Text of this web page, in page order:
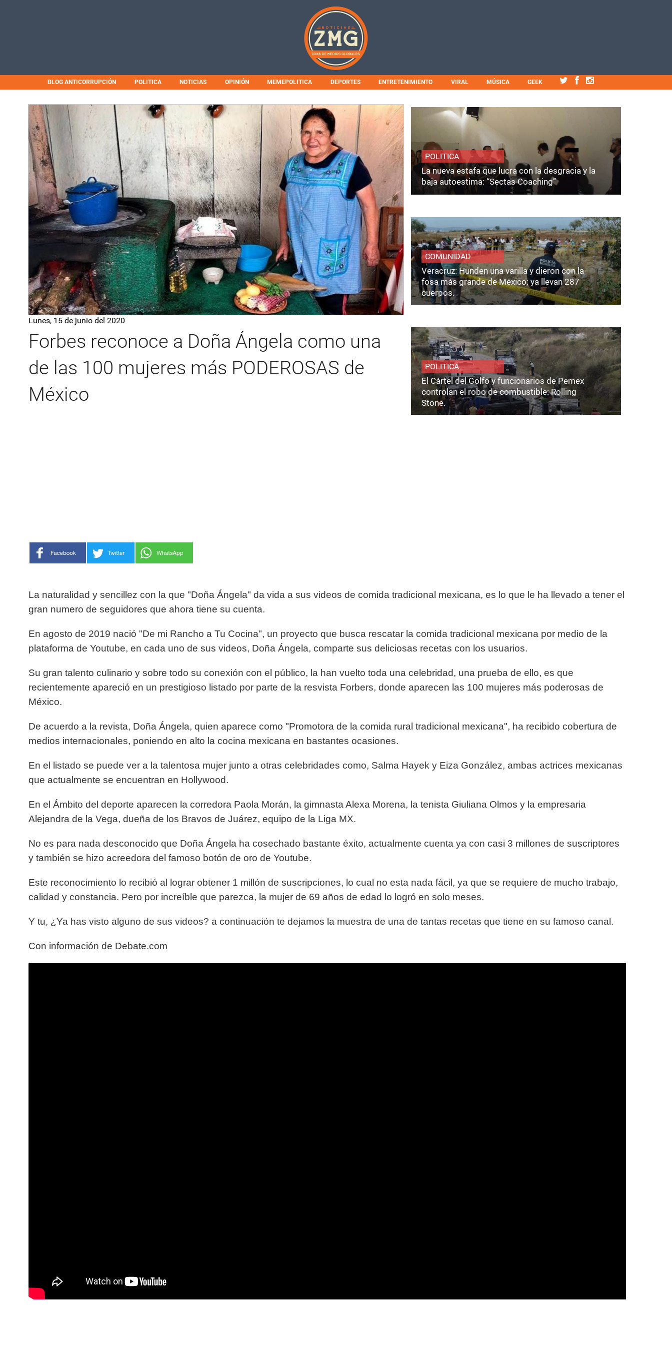
BLOG ANTICORRUPCIÓN POLITICA NOTICIAS OPINIÓN MEMEPOLITICA DEPORTES ENTRETENIMIENTO VIRAL MÚSICA GEEK
Lunes, 15 de junio del 2020
Forbes reconoce a Doña Ángela como una
de las 100 mujeres más PODEROSAS de
México
La naturalidad ysencillez con la que "Doña Ángela" da vida a sus videos de comida tradicional mexicana, es lo que le ha llevado a tener el
gran numero de seguidores que ahora tiene su cuenta.
En agosto de 2019 nació "De mi Rancho a Tu Cocina", un proyecto que busca rescatar la comida tradicional mexicana por medio de la
plataforma de Youtube, en cada uno de sus videos, Doña Ángela, comparte sus deliciosas recetas con los usuarios.
Su gran talento culinario y sobre todo su conexión con el público, la han vuelto toda una celebridad, una prueba de ello, es que
recientemente apareció en un prestigioso listado por parte de la resvista Forbers, donde aparecen las 100 mujeres más poderosas de
México.
De acuerdo a la revista, Doña Ángela, quien aparece como "Promotora de la comida rural tradicional mexicana", ha recibido cobertura de
medios internacionales, poniendo en alto la cocina mexicana en bastantes ocasiones.
En el listado se puede ver a la talentosa mujer junto a otras celebridades como, Salma Hayek y Eiza González, ambas actrices mexicanas
que actualmente se encuentran en Hollywood.
En el Ámbito del deporte aparecen la corredora Paola Morán, la gimnasta Alexa Morena, la tenista Giuliana Olmos y la empresaria
Alejandra de la Vega, dueña de los Bravos de Juárez, equipo de la Liga MX.
No es para nada desconocido que Doña Ángela ha cosechado bastante éxito, actualmente cuenta ya con casi 3 millones de suscriptores
y también se hizo acreedora del famoso botón de oro de Youtube.
Este reconocimiento lo recibió al lograr obtener 1 millón de suscripciones, lo cual no esta nada fácil, ya que se requiere de mucho trabajo,
calidad y constancia. Pero por increíble que parezca, la mujer de 69 años de edad lo logró en solo meses.
Y tu, ¿Ya has visto alguno de sus videos? a continuación te dejamos la muestra de una de tantas recetas que tiene en su famoso canal.
Con información de Debate.com
POLITICA
La nueva estafa que lucra con la desgracia y la
baja autoestima: “Sectas Coaching”
COMUNIDAD
Veracruz: Hunden una varilla y dieron con la
fosa más grande de México; ya llevan 287
cuerpos.
POLITICA
El Cártel del Golfo y funcionarios de Pemex
controlan el robo de combustible: Rolling
Stone.